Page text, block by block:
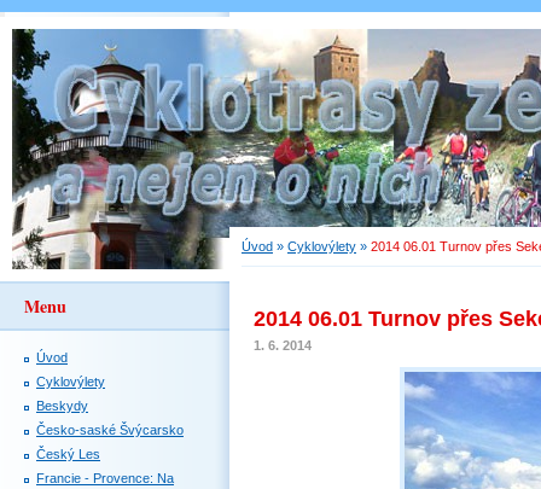
Úvod » Cyklovýlety » 2014 06.01 Turnov přes
2014 06.01 Turnov přes
1. 6. 2014
Menu
Úvod
Cyklovýlety
Beskydy
Česko-saské Švýcarsko
Český Les
Francie - Provence: Na